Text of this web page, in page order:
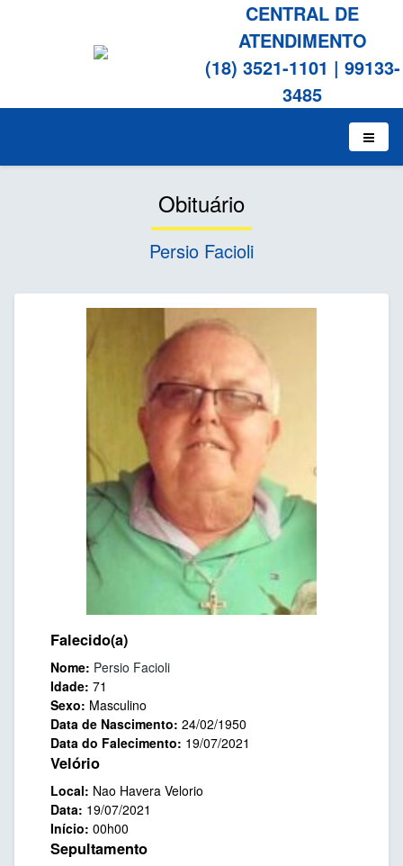
CENTRAL DE
ATENDIMENTO
(18) 3521-1101 | 99133-
3485
Obituário
Persio Facioli
Falecido(a)
Nome: Persio Facioli
Idade: 71
Sexo: Masculino
Data de Nascimento: 24/02/1950
Data do Falecimento: 19/07/2021
Velório
Local: Nao Havera Velorio
Data: 19/07/2021
Início: 00h00
Sepultamento